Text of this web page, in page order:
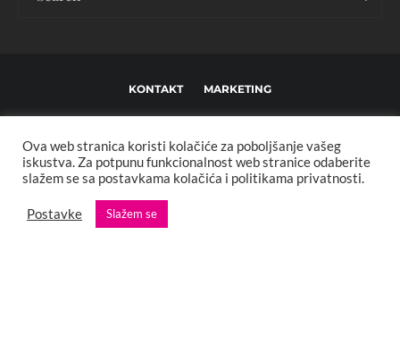
KONTAKT MARKETING
IMPRESSUM O NAMA
Copyright © 2013 - 2025 FBL creative. Sva prava zadržana. Developed by:
XStreamThemes
Ova web stranica koristi kolačiće za poboljšanje vašeg
iskustva. Za potpunu funkcionalnost web stranice odaberite
slažem se sa postavkama kolačića i politikama privatnosti.
Postavke Slažem se